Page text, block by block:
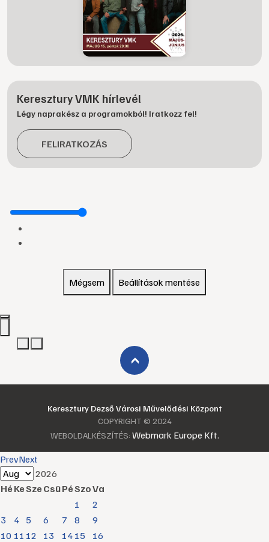
Keresztury VMK hírlevél
Légy naprakész a programokból! Iratkozz fel!
FELIRATKOZÁS
Mégsem Beállítások mentése
›
Keresztury Dezső Városi Művelődési Központ
COPYRIGHT © 2024
WEBOLDALKÉSZÍTÉS: Webmark Europe Kft.
PrevNext
2026
HéKeSzeCsüPéSzoVa
1
2
3
4 5 6 7 8
9
10 11 12 13 14 15 16